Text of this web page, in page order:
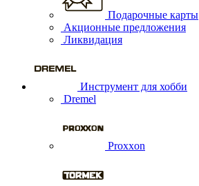
Подарочные карты
Акционные предложения
Ликвидация
Инструмент для хобби
Dremel
Proxxon